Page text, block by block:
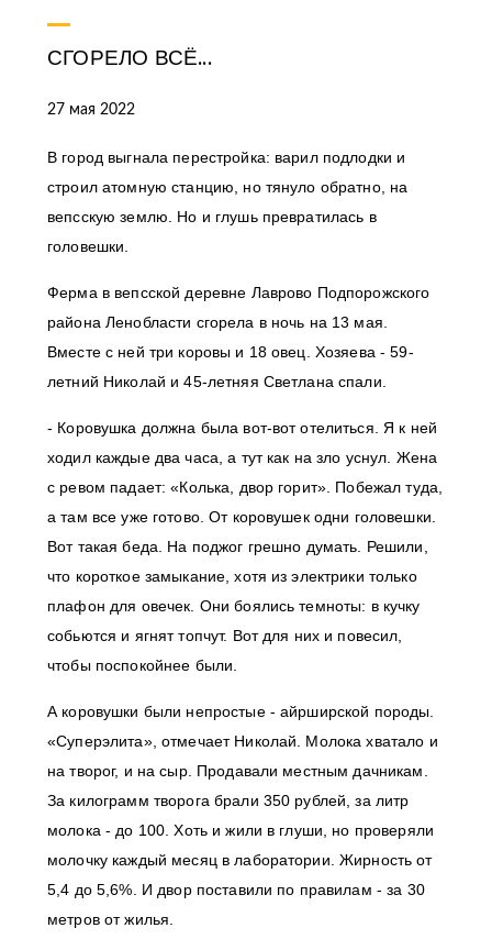
СГОРЕЛО ВСЁ...
27 мая 2022
В город выгнала перестройка: варил подлодки и
строил атомную станцию, но тянуло обратно, на
вепсскую землю. Но и глушь превратилась в
головешки.
Ферма в вепсской деревне Лаврово Подпорожского
района Ленобласти сгорела в ночь на 13 мая.
Вместе с ней три коровы и 18 овец. Хозяева - 59-
летний Николай и 45-летняя Светлана спали.
- Коровушка должна была вот-вот отелиться. Я к ней
ходил каждые два часа, а тут как на зло уснул. Жена
с ревом падает: «Колька, двор горит». Побежал туда,
а там все уже готово. От коровушек одни головешки.
Вот такая беда. На поджог грешно думать. Решили,
что короткое замыкание, хотя из электрики только
плафон для овечек. Они боялись темноты: в кучку
собьются и ягнят топчут. Вот для них и повесил,
чтобы поспокойнее были.
А коровушки были непростые - айрширской породы.
«Суперэлита», отмечает Николай. Молока хватало и
на творог, и на сыр. Продавали местным дачникам.
За килограмм творога брали 350 рублей, за литр
молока - до 100. Хоть и жили в глуши, но проверяли
молочку каждый месяц в лаборатории. Жирность от
5,4 до 5,6%. И двор поставили по правилам - за 30
метров от жилья.